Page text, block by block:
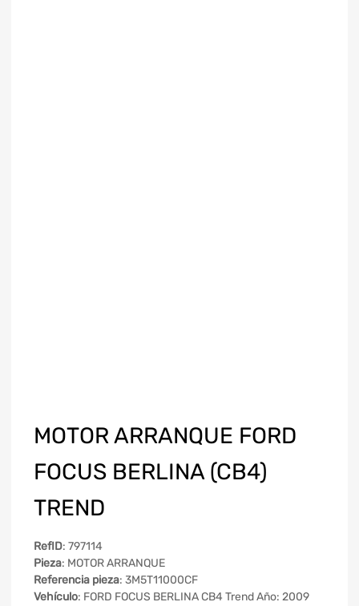
MOTOR ARRANQUE FORD
FOCUS BERLINA (CB4)
TREND
RefID: 797114
Pieza: MOTOR ARRANQUE
Referencia pieza: 3M5T11000CF
Vehículo: FORD FOCUS BERLINA CB4 Trend Año: 2009